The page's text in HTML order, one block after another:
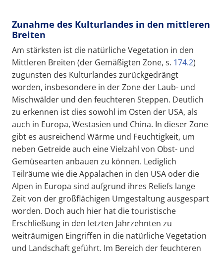
Zunahme des Kulturlandes in den mittleren
Breiten
Am stärksten ist die natürliche Vegetation in den
Mittleren Breiten (der Gemäßigten Zone, s. 174.2)
zugunsten des Kulturlandes zurückgedrängt
worden, insbesondere in der Zone der Laub- und
Mischwälder und den feuchteren Steppen. Deutlich
zu erkennen ist dies sowohl im Osten der USA, als
auch in Europa, Westasien und China. In dieser Zone
gibt es ausreichend Wärme und Feuchtigkeit, um
neben Getreide auch eine Vielzahl von Obst- und
Gemüsearten anbauen zu können. Lediglich
Teilräume wie die Appalachen in den USA oder die
Alpen in Europa sind aufgrund ihres Reliefs lange
Zeit von der großflächigen Umgestaltung ausgespart
worden. Doch auch hier hat die touristische
Erschließung in den letzten Jahrzehnten zu
weiträumigen Eingriffen in die natürliche Vegetation
und Landschaft geführt. Im Bereich der feuchteren